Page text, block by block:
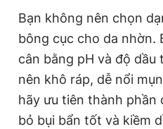
Bạn không nên chọn
bông cục cho da nhờn.
cân bằng pH và độ
nên khô ráp, dễ nổi
hãy ưu tiên thành phần
bỏ bụi bẩn tốt và kiềm